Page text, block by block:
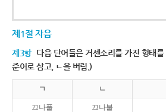
제1절 자음
제3항 다음 단어들은 거센소리를 가진 형태
준어로 삼고, ㄴ을 버림.)
ㄱ ㄴ
끄나풀 끄나불